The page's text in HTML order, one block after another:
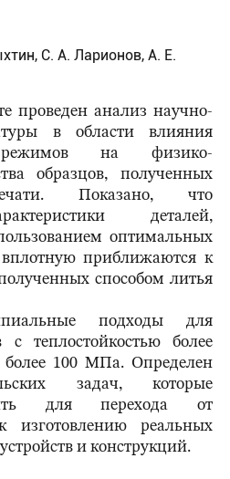
С. А. Ларионов, А. Е.
проведен анализ научно-
в области влияния
режимов на физико-
образцов, полученных
Показано, что
деталей,
оптимальных
приближаются к
способом литья
подходы для
с теплостойкостью более
100 МПа. Определен
задач, которые
для перехода от
изготовлению реальных
и конструкций.